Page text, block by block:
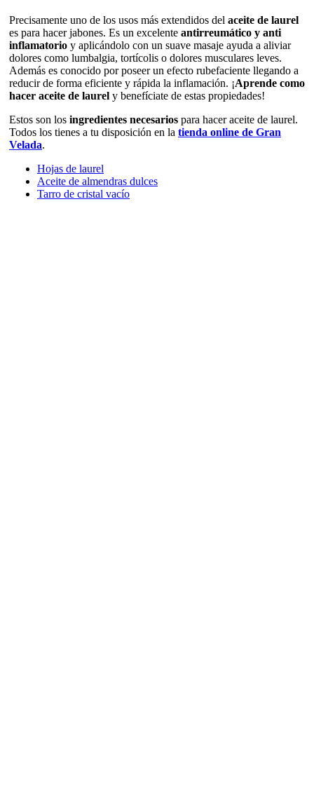
Precisamente uno de los usos más extendidos del aceite de laurel
es para hacer jabones. Es un excelente antirreumático y anti
inflamatorio y aplicándolo con un suave masaje ayuda a aliviar
dolores como lumbalgia, tortícolis o dolores musculares leves.
Además es conocido por poseer un efecto rubefaciente llegando a
reducir de forma eficiente y rápida la inflamación. ¡Aprende como
hacer aceite de laurel y benefíciate de estas propiedades!
Estos son los ingredientes necesarios para hacer aceite de laurel.
Todos los tienes a tu disposición en la tienda online de Gran
Velada.
Hojas de laurel
Aceite de almendras dulces
Tarro de cristal vacío